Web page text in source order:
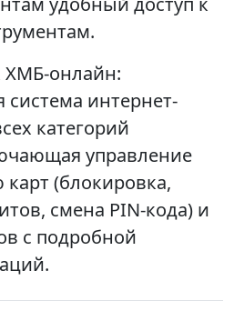
ХМБ-онлайн:
система интернет-
категорий
управление
карт (блокировка,
смена PIN-кода) и
с подробной